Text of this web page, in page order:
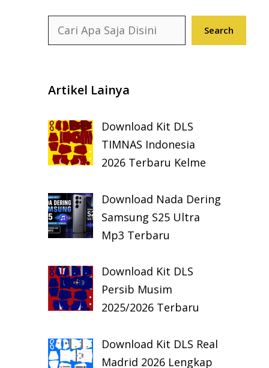
Search Search
Artikel Lainya
Download Kit DLS
TIMNAS Indonesia
2026 Terbaru Kelme
Download Nada Dering
Samsung S25 Ultra
Mp3 Terbaru
Download Kit DLS
Persib Musim
2025/2026 Terbaru
Download Kit DLS Real
Madrid 2026 Lengkap